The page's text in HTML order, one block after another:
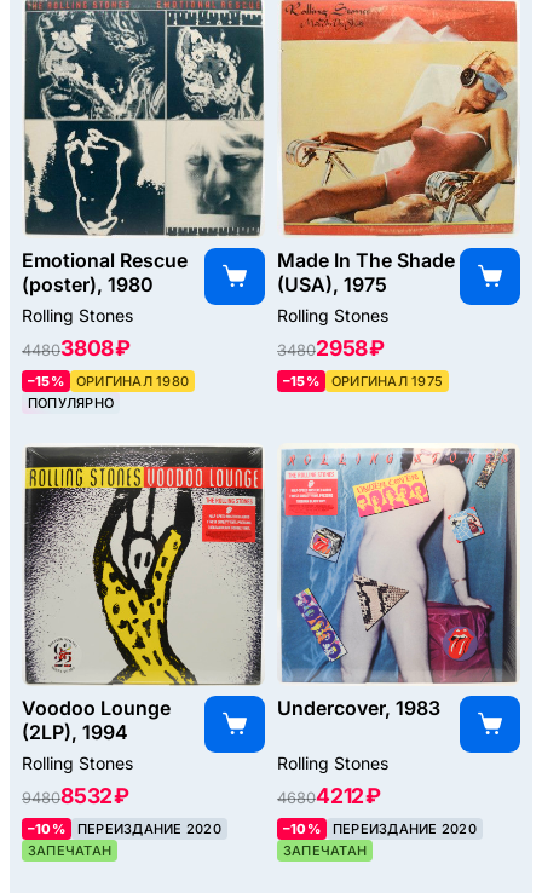
Emotional Rescue
(poster), 1980
Rolling Stones
44803808 ₽
–15%
ОРИГИНАЛ 1980
ПОПУЛЯРНО
Made In The Shade
(USA), 1975
Rolling Stones
34802958 ₽
–15% ОРИГИНАЛ 1975
Voodoo Lounge
(2LP), 1994
Rolling Stones
94808532 ₽
–10%
ПЕРЕИЗДАНИЕ 2020
ЗАПЕЧАТАН
Undercover, 1983
Rolling Stones
46804212 ₽
–10%
ПЕРЕИЗДАНИЕ 2020
ЗАПЕЧАТАН